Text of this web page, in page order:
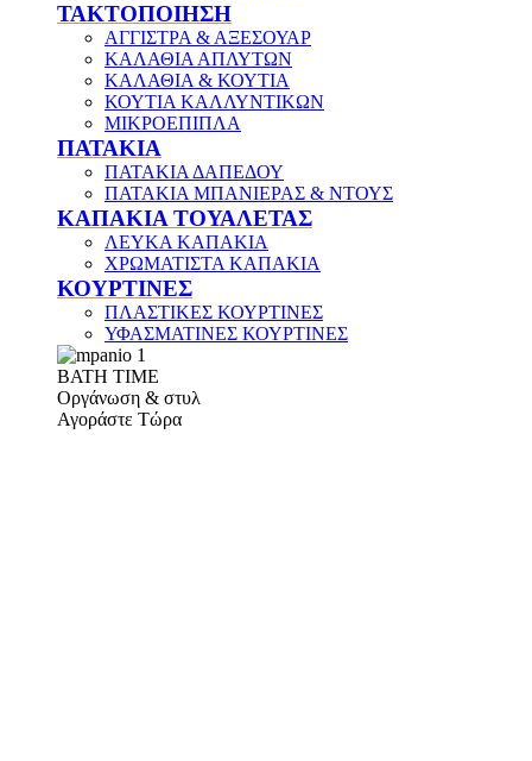
ΤΑΚΤΟΠΟΙΗΣΗ
ΑΓΓΙΣΤΡΑ & ΑΞΕΣΟΥΑΡ
ΚΑΛΑΘΙΑ ΑΠΛΥΤΩΝ
ΚΑΛΑΘΙΑ & ΚΟΥΤΙΑ
ΚΟΥΤΙΑ ΚΑΛΛΥΝΤΙΚΩΝ
ΜΙΚΡΟΕΠΙΠΛΑ
ΠΑΤΑΚΙΑ
ΠΑΤΑΚΙΑ ΔΑΠΕΔΟΥ
ΠΑΤΑΚΙΑ ΜΠΑΝΙΕΡΑΣ & ΝΤΟΥΣ
ΚΑΠΑΚΙΑ ΤΟΥΑΛΕΤΑΣ
ΛΕΥΚΑ ΚΑΠΑΚΙΑ
ΧΡΩΜΑΤΙΣΤΑ ΚΑΠΑΚΙΑ
ΚΟΥΡΤΙΝΕΣ
ΠΛΑΣΤΙΚΕΣ ΚΟΥΡΤΙΝΕΣ
ΥΦΑΣΜΑΤΙΝΕΣ ΚΟΥΡΤΙΝΕΣ
ΒΑΤΗ ΤΙΜΕ
Οργάνωση & στυλ
Αγοράστε Τώρα